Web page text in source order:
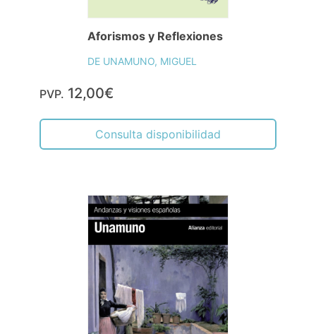
Aforismos y Reflexiones
DE UNAMUNO, MIGUEL
PVP. 12,00€
Consulta disponibilidad